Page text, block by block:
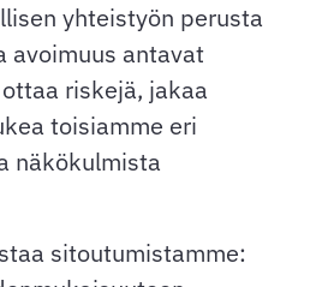
yhteistyön perusta
avoimuus antavat
riskejä, jakaa
toisiamme eri
näkökulmista
sitoutumistamme: